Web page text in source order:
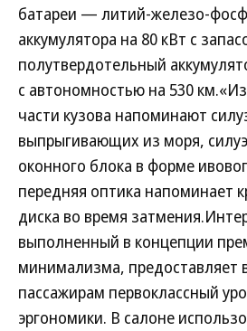
батареи — литий-железо-
аккумулятора на 80 кВт с
полутвердотельный
с автономностью на 530
части кузова напоминают
выпрыгивающих из моря,
оконного блока в форме
передняя оптика напоминает
диска во время
выполненный в концепции
минимализма, предоставляет
пассажирам первоклассный
эргономики. В салоне